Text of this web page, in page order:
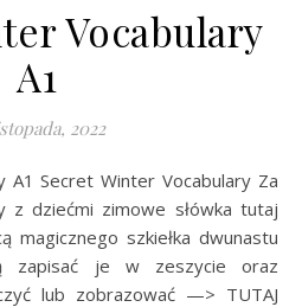
Vocabulary
A1
2022
z dziećmi zimowe słówka tutaj
magicznego szkiełka dwunastu
zapisać je w zeszycie oraz
lub zobrazować —> TUTAJ